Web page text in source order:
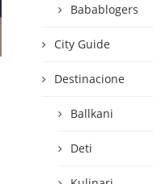
Babablogers
City Guide
Destinacione
Ballkani
Deti